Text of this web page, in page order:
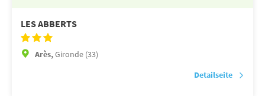
LES ABBERTS
Arès,Gironde (33)
Detailseite